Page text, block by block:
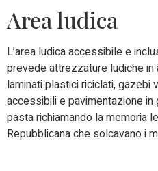
Area ludica
L’area ludica accessibile e
prevede attrezzature ludiche in
laminati plastici riciclati,
accessibili e pavimentazione
pasta richiamando la memoria
Repubblicana che solcavano i